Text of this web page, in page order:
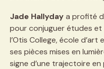
Jade Hallydaya profité
pour conjuguer études
l’Otis College, école
ses pièces mises en
signe d’une trajectoire en